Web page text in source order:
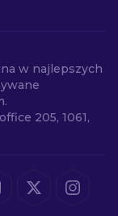
w najlepszych
205, 1061,